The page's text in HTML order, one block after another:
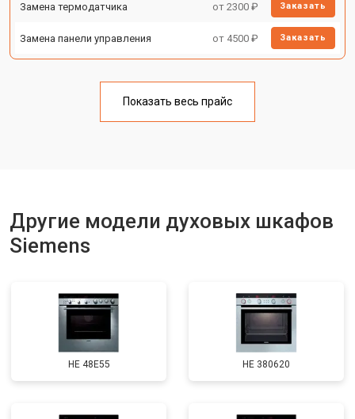
Замена термодатчика от 2300 ₽ Заказать
Замена панели управления от 4500 ₽ Заказать
Показать весь прайс
Другие модели духовых шкафов
Siemens
HE 48E55 HE 380620